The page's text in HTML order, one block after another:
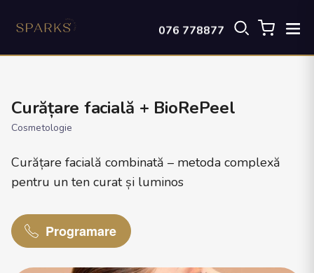
076 778877
Curățare facială + BioRePeel
Cosmetologie
Curățare facială combinată – metoda complexă
pentru un ten curat și luminos
Programare